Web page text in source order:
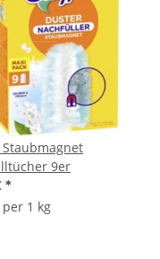
9er
*
per 1 kg